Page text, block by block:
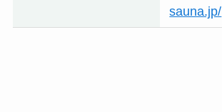
sauna.jp/